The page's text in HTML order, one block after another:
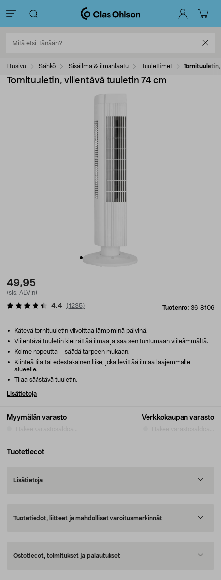
Etusivu Sähkö Sisäilma & ilmanlaatu Tuulettimet
Tornituuletin, viilentävä tuuletin 74 cm
49,95
(sis. ALV:n)
Tuotenro: 36-8106
4.4 (1235)
Myymälän varasto Verkkokaupan varasto
Kätevä tornituuletin vilvoittaa lämpiminä päivinä.
Viilentävä tuuletin kierrättää ilmaa ja saa sen tuntumaan viileämmältä.
Kolme nopeutta – säädä tarpeen mukaan.
Kiinteä tila tai edestakainen liike, joka levittää ilmaa laajemmalle
alueelle.
Tilaa säästävä tuuletin.
Lisätietoja
Tuotetiedot
Lisätietoja
Tuotetiedot, liitteet ja mahdolliset varoitusmerkinnät
Ostotiedot, toimitukset ja palautukset